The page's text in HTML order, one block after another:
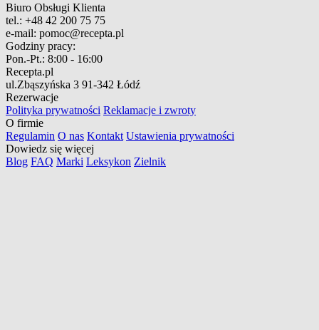
Biuro Obsługi Klienta
tel.: +48 42 200 75 75
e-mail: pomoc@recepta.pl
Godziny pracy:
Pon.-Pt.: 8:00 - 16:00
Recepta.pl
ul.Zbąszyńska 3 91-342 Łódź
Rezerwacje
Polityka prywatności Reklamacje i zwroty
O firmie
Regulamin O nas Kontakt Ustawienia prywatności
Dowiedz się więcej
Blog FAQ Marki Leksykon Zielnik